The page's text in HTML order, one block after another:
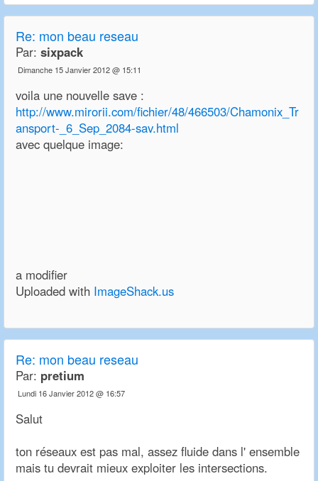
Re: mon beau reseau
Par: sixpack
Dimanche 15 Janvier 2012 @ 15:11
voila une nouvelle save :
http://www.mirorii.com/fichier/48/466503/Chamonix_Tr
ansport-_6_Sep_2084-sav.html
avec quelque image:
a modifier
Uploaded with ImageShack.us
Re: mon beau reseau
Par: pretium
Lundi 16 Janvier 2012 @ 16:57
Salut
ton réseaux est pas mal, assez fluide dans l' ensemble
mais tu devrait mieux exploiter les intersections.